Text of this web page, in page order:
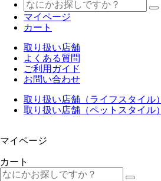
マイページ
カート
取り扱い店舗
よくある質問
ご利用ガイド
お問い合わせ
取り扱い店舗（ライフスタイル）
取り扱い店舗（ペットスタイル）
マイページ
カート